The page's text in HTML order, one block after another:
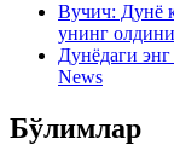
Вучич: Дунё
унинг
Дунёдаги
News
Бўлимлар